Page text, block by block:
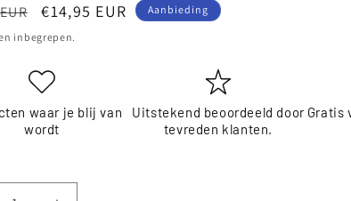
Aanbiedingsprijs
€14,95 EUR Aanbieding
inbegrepen.
waar je blij van
wordt
Uitstekend beoordeeld door
tevreden klanten.
Gratis